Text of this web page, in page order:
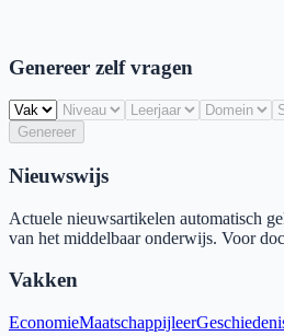
Genereer zelf vragen
Genereer
Nieuwswijs
Actuele nieuwsartikelen automatisch
van het middelbaar onderwijs. Voor
Vakken
EconomieMaatschappijleer